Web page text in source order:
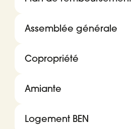
Assemblée générale
Copropriété
Amiante
Logement BEN